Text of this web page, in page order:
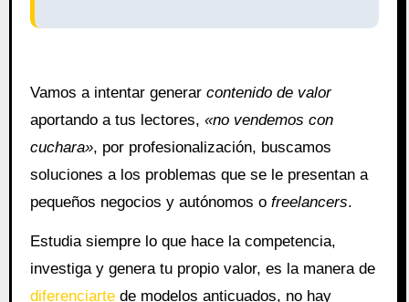
Vamos a intentar generar contenido de valor
aportando a tus lectores, «no vendemos con
cuchara», por profesionalización, buscamos
soluciones a los problemas que se le presentan a
pequeños negocios y autónomos o freelancers.
Estudia siempre lo que hace la competencia,
investiga y genera tu propio valor, es la manera de
diferenciartede modelos anticuados, no hay